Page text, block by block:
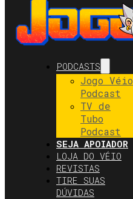
PODCASTS
Jogo Véio
Podcast
TV de
Tubo
Podcast
SEJA APOIADOR
LOJA DO VÉIO
REVISTAS
TIRE SUAS
DÚVIDAS